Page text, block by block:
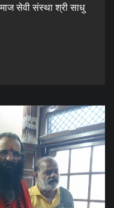
सेवी संस्था श्री साधु